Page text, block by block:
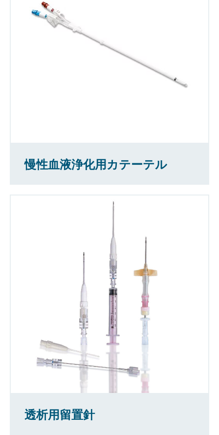
慢性血液浄化用カテーテル
透析用留置針